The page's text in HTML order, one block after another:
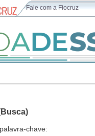
Fale com a Fiocruz
chave: